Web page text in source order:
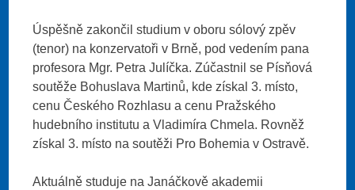
Úspěšně zakončil studium v oboru sólový zpěv
(tenor) na konzervatoři v Brně, pod vedením pana
profesora Mgr. Petra Julíčka. Zúčastnil se Písňová
soutěže Bohuslava Martinů, kde získal 3. místo,
cenu Českého Rozhlasu a cenu Pražského
hudebního institutu a Vladimíra Chmela. Rovněž
získal 3. místo na soutěži Pro Bohemia v Ostravě.
Aktuálně studuje na Janáčkově akademii